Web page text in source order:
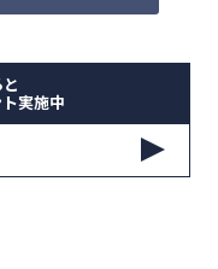
実施中